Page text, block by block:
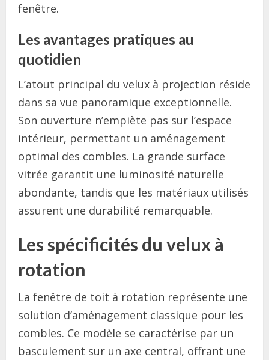
fenêtre.
Les avantages pratiques au
quotidien
L’atout principal du velux à projection réside
dans sa vue panoramique exceptionnelle.
Son ouverture n’empiète pas sur l’espace
intérieur, permettant un aménagement
optimal des combles. La grande surface
vitrée garantit une luminosité naturelle
abondante, tandis que les matériaux utilisés
assurent une durabilité remarquable.
Les spécificités du velux à
rotation
La fenêtre de toit à rotation représente une
solution d’aménagement classique pour les
combles. Ce modèle se caractérise par un
basculement sur un axe central, offrant une